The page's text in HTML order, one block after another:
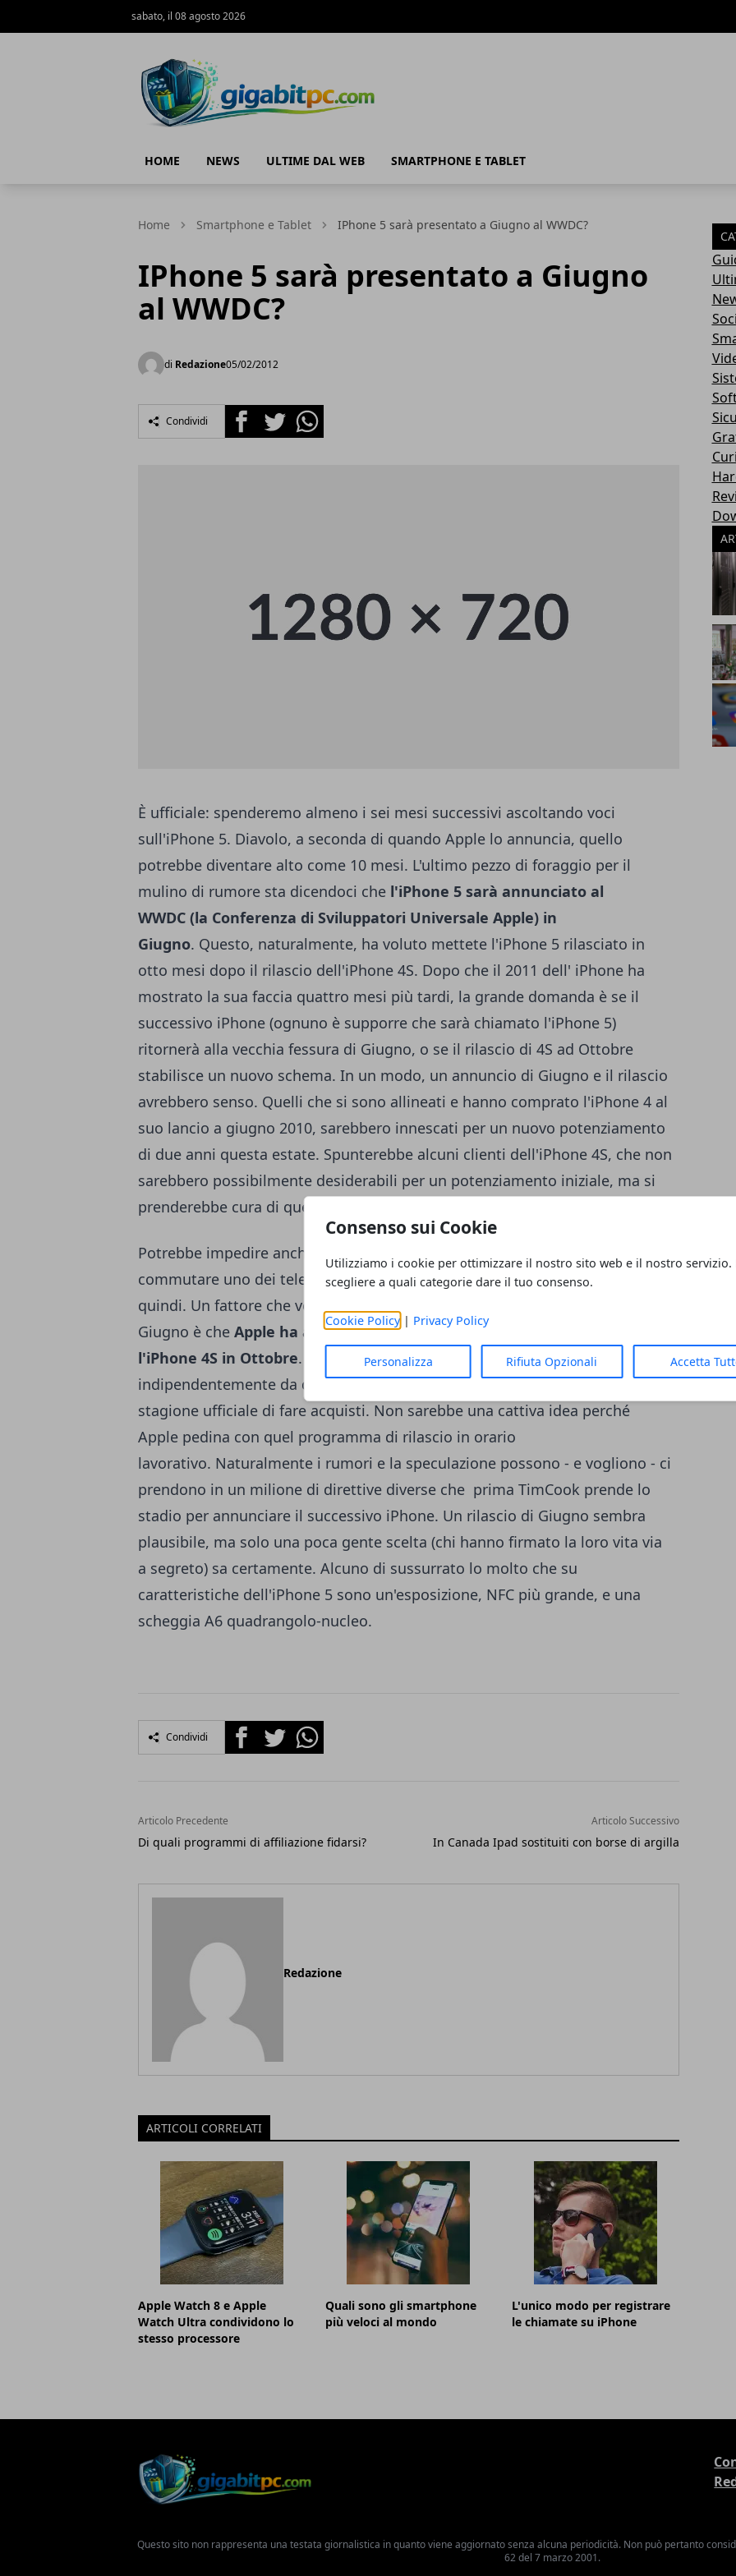
Consenso sui Cookie
Utilizziamo i cookie per ottimizzare il nostro sito web e il nostro servizio.
scegliere a quali categorie dare il tuo consenso.
Cookie Policy| Privacy Policy
Personalizza Rifiuta Opzionali Accetta
sabato, il 08 agosto 2026
HOME NEWS ULTIME DAL WEB SMARTPHONE E TABLET
Home Smartphone e Tablet IPhone 5 sarà presentato a Giugno al WWDC?
IPhone 5 sarà presentato a Giugno
al WWDC?
di Redazione05/02/2012
Condividi FacebookTwitterWhatsapp
È ufficiale: spenderemo almeno i sei mesi successivi ascoltando voci
sull'iPhone 5. Diavolo, a seconda di quando Apple lo annuncia, quello
potrebbe diventare alto come 10 mesi. L'ultimo pezzo di foraggio per il
mulino di rumore sta dicendoci che l'iPhone 5 sarà annunciato al
WWDC (la Conferenza di Sviluppatori Universale Apple) in
Giugno. Questo, naturalmente, ha voluto mettete l'iPhone 5 rilasciato in
otto mesi dopo il rilascio dell'iPhone 4S. Dopo che il 2011 dell' iPhone ha
mostrato la sua faccia quattro mesi più tardi, la grande domanda è se il
successivo iPhone (ognuno è supporre che sarà chiamato l'iPhone 5)
ritornerà alla vecchia fessura di Giugno, o se il rilascio di 4S ad Ottobre
stabilisce un nuovo schema. In un modo, un annuncio di Giugno e il rilascio
avrebbero senso. Quelli che si sono allineati e hanno comprato l'iPhone 4 al
suo lancio a giugno 2010, sarebbero innescati per un nuovo potenziamento
di due anni questa estate. Spunterebbe alcuni clienti dell'iPhone 4S, che non
sarebbero possibilmente desiderabili per un potenziamento iniziale, ma si
prenderebbe cura di quei 4 acquirenti iPhone iniziali.
Potrebbe impedire anche a quei clienti potenziamento desiderabili di
commutare uno dei telefoni Android di livello elevato titoli di fabbricazione
quindi. Un fattore che vola potenzialmente contro il rumore di rilascio a
Giugno è che Apple ha avuto successo monumentale nel rilasciare
l'iPhone 4S in Ottobre. La gente comprerà iPhone in branchi
indipendentemente da quando essi sono rilasciati, ma le vacanze sono la
stagione ufficiale di fare acquisti. Non sarebbe una cattiva idea perché
Apple pedina con quel programma di rilascio in orario
lavorativo. Naturalmente i rumori e la speculazione possono - e vogliono - ci
prendono in un milione di direttive diverse che prima TimCook prende lo
stadio per annunciare il successivo iPhone. Un rilascio di Giugno sembra
plausibile, ma solo una poca gente scelta (chi hanno firmato la loro vita via
a segreto) sa certamente. Alcuno di sussurrato lo molto che su
caratteristiche dell'iPhone 5 sono un'esposizione, NFC più grande, e una
scheggia A6 quadrangolo-nucleo.
Condividi FacebookTwitterWhatsapp
Articolo Precedente
Di quali programmi di affiliazione fidarsi?
Articolo Successivo
In Canada Ipad sostituiti con borse di argilla
Redazione
ARTICOLI CORRELATI
Apple Watch 8 e Apple
Watch Ultra condividono lo
stesso processore
Quali sono gli smartphone
più veloci al mondo
L'unico modo per registrare
le chiamate su iPhone
Questo sito non rappresenta una testata giornalistica in quanto viene aggiornato senza alcuna periodicità. Non può pertanto
62 del 7 marzo 2001.